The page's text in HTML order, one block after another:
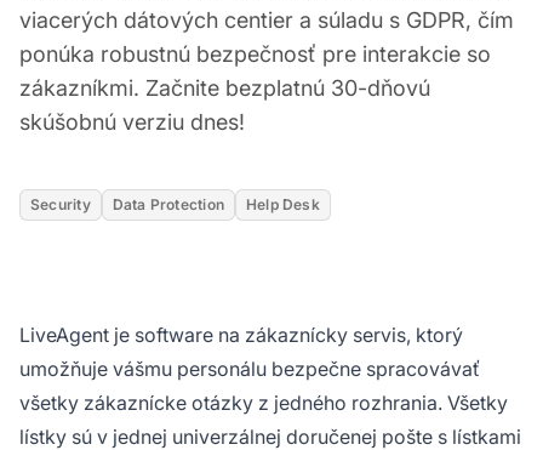
viacerých dátových centier a súladu s GDPR, čím
ponúka robustnú bezpečnosť pre interakcie so
zákazníkmi. Začnite bezplatnú 30-dňovú
skúšobnú verziu dnes!
Security Data Protection Help Desk
LiveAgent je software na zákaznícky servis, ktorý
umožňuje vášmu personálu bezpečne spracovávať
všetky zákaznícke otázky z jedného rozhrania. Všetky
lístky sú v jednej univerzálnej doručenej pošte s lístkami